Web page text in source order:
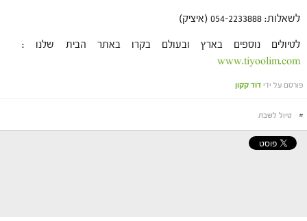
לשאלות: 054-2233888 (איציק)
לטיולים נוספים בארץ ובעולם בקרו באתר הבית שלנו :
www.tiyoolim.com
פורסם על ידי דוד קקון
# טיול לשבת